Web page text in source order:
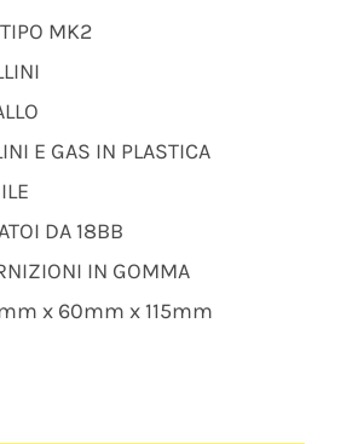
MK2
E GAS IN PLASTICA
DA 18BB
IN GOMMA
x 60mm x 115mm